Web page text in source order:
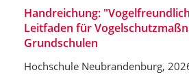
Handreichung:
Leitfaden für
Grundschulen
Hochschule Neubrandenburg,